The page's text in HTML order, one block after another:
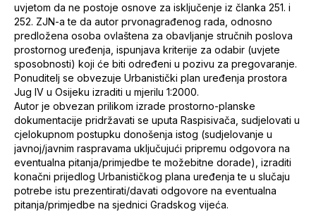
uvjetom da ne postoje osnove za isključenje iz članka 251. i
252. ZJN-a te da autor prvonagrađenog rada, odnosno
predložena osoba ovlaštena za obavljanje stručnih poslova
prostornog uređenja, ispunjava kriterije za odabir (uvjete
sposobnosti) koji će biti određeni u pozivu za pregovaranje.
Ponuditelj se obvezuje Urbanistički plan uređenja prostora
Jug IV u Osijeku izraditi u mjerilu 1:2000.
Autor je obvezan prilikom izrade prostorno-planske
dokumentacije pridržavati se uputa Raspisivača, sudjelovati u
cjelokupnom postupku donošenja istog (sudjelovanje u
javnoj/javnim raspravama uključujući pripremu odgovora na
eventualna pitanja/primjedbe te možebitne dorade), izraditi
konačni prijedlog Urbanističkog plana uređenja te u slučaju
potrebe istu prezentirati/davati odgovore na eventualna
pitanja/primjedbe na sjednici Gradskog vijeća.